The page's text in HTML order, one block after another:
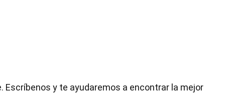
y te ayudaremos a encontrar la mejor